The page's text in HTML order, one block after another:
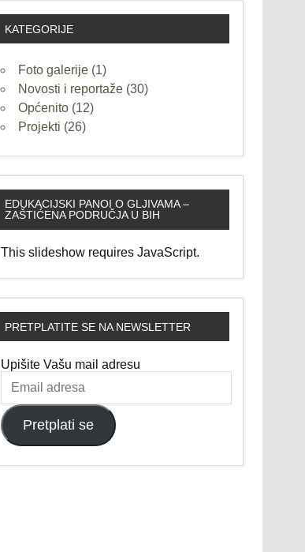
KATEGORIJE
Foto galerije (1)
Novosti i reportaže (30)
Općenito (12)
Projekti (26)
EDUKACIJSKI PANOI O GLJIVAMA –
ZAŠTIĆENA PODRUČJA U BIH
This slideshow requires JavaScript.
PRETPLATITE SE NA NEWSLETTER
Upišite Vašu mail adresu
Email
adresa
Pretplati se